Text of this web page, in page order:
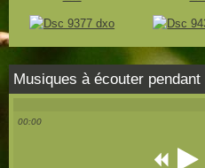
Musiques à écouter
00:00